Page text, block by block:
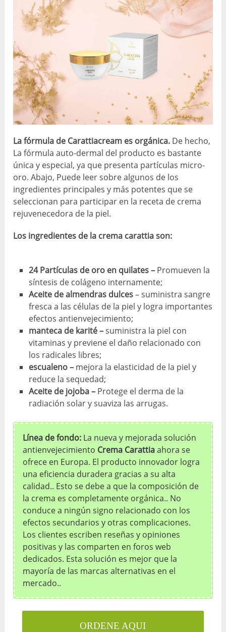
La fórmula de Carattiacream es orgánica. De hecho,
La fórmula auto-dermal del producto es bastante
única y especial, ya que presenta partículas micro-
oro. Abajo, Puede leer sobre algunos de los
ingredientes principales y más potentes que se
seleccionan para participar en la receta de crema
rejuvenecedora de la piel.
Los ingredientes de la crema carattia son:
24 Partículas de oro en quilates –Promueven la
síntesis de colágeno internamente;
Aceite de almendras dulces– suministra sangre
fresca a las células de la piel y logra importantes
efectos antienvejecimiento;
manteca de karité –suministra la piel con
vitaminas y previene el daño relacionado con
los radicales libres;
escualeno – mejora la elasticidad de la piel y
reduce la sequedad;
Aceite de jojoba – Protege el derma de la
radiación solar y suaviza las arrugas.
Línea de fondo: La nueva y mejorada solución
antienvejecimiento Crema Carattiaahora se
ofrece en Europa. El producto innovador logra
una eficiencia duradera gracias a su alta
calidad.. Esto se debe a que la composición de
la crema es completamente orgánica.. No
conduce a ningún signo relacionado con los
efectos secundarios y otras complicaciones.
Los clientes escriben reseñas y opiniones
positivas y las comparten en foros web
dedicados. Esta solución es mejor que la
mayoría de las marcas alternativas en el
mercado..
ORDENE AQUI